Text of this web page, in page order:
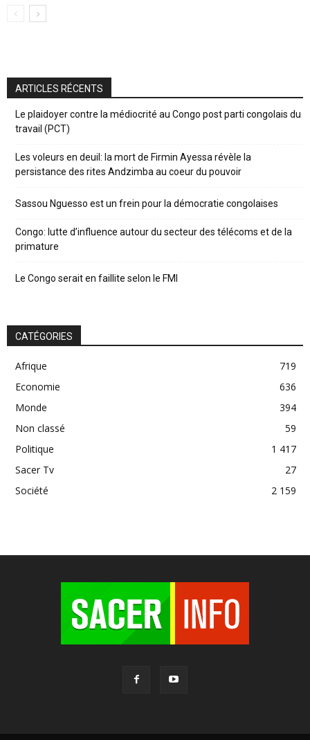
ARTICLES RÉCENTS
Le plaidoyer contre la médiocrité au Congo post parti congolais du
travail (PCT)
Les voleurs en deuil: la mort de Firmin Ayessa révèle la
persistance des rites Andzimba au coeur du pouvoir
Sassou Nguesso est un frein pour la démocratie congolaises
Congo: lutte d’influence autour du secteur des télécoms et de la
primature
Le Congo serait en faillite selon le FMI
CATÉGORIES
Afrique
719
Economie
636
Monde
394
Non classé
59
Politique
1 417
Sacer Tv
27
Société
2 159